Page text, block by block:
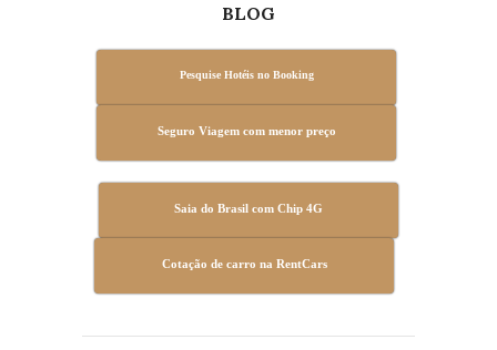
BLOG
Pesquise Hotéis no Booking
Seguro Viagem com menor preço
Saia do Brasil com Chip 4G
Cotação de carro na RentCars